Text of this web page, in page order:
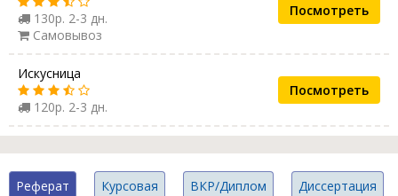
130р. 2-3 дн.
Самовывоз
Посмотреть
Искусница
120р. 2-3 дн.
Посмотреть
Реферат Курсовая ВКР/Диплом Диссертация